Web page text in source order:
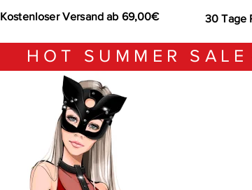
Kostenloser Versand ab 69,00€ 30 Tage
HOT SUMMER SALE